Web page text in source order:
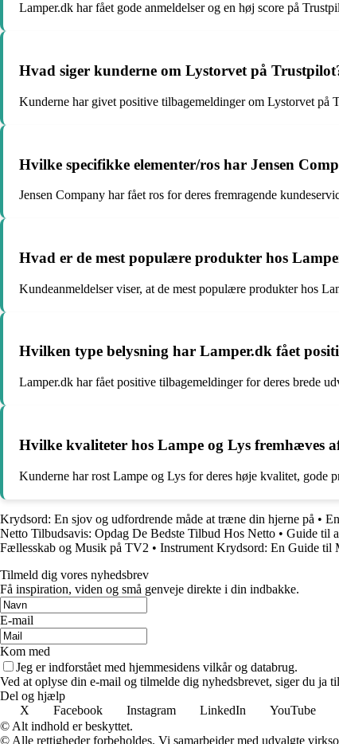
Lamper.dk har fået gode anmeldelser og en høj score på
Hvad siger kunderne om Lystorvet på
Kunderne har givet positive tilbagemeldinger om Lystorvet på
Hvilke specifikke elementer/ros har Jensen
Jensen Company har fået ros for deres fremragende
Hvad er de mest populære produkter hos
Kundeanmeldelser viser, at de mest populære produkter hos
Hvilken type belysning har Lamper.dk fået
Lamper.dk har fået positive tilbagemeldinger for deres brede
Hvilke kvaliteter hos Lampe og Lys fremhæves
Kunderne har rost Lampe og Lys for deres høje kvalitet, gode
Krydsord: En sjov og udfordrende måde at træne din hjerne på •
Netto Tilbudsavis: Opdag De Bedste Tilbud Hos Netto • Guide til
Fællesskab og Musik på TV2 • Instrument Krydsord: En Guide til
Tilmeld dig vores nyhedsbrev
Få inspiration, viden og små genveje direkte i din indbakke.
E-mail
Kom med
Jeg er indforstået med hjemmesidens vilkår og databrug.
Ved at oplyse din e-mail og tilmelde dig nyhedsbrevet, siger du
Del og hjælp
X
Facebook Instagram LinkedIn YouTube
© Alt indhold er beskyttet.
© Alle rettigheder forbeholdes. Vi samarbejder med udvalgte